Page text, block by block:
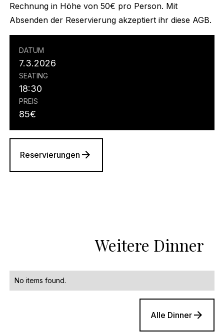
Rechnung in Höhe von 50€ pro Person. Mit
Absenden der Reservierung akzeptiert ihr diese AGB.
DATUM
7.3.2026
SEATING
18:30
PREIS
85€
Reservierungen
Weitere Dinner
No items found.
Alle Dinner